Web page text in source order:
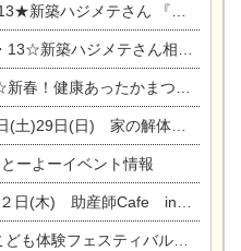
テさん 『木の家 現場体感見学会』
相談会『今ある土地に家を建てる際の注意点』
たかまつり＆増改築リフォームまつり
(日) 家の解体なんでも相談会
ーよーイベント情報
(木) 助産師Cafe in東陽住建
フェスティバル☆一宮市民会館